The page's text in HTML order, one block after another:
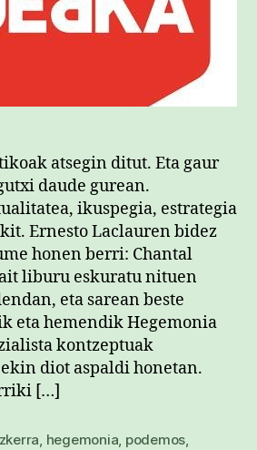
atsegin ditut. Eta gaur
daude gurean.
ikuspegia, estrategia
Ernesto Laclauren bidez
honen berri: Chantal
liburu eskuratu nituen
eta sarean beste
eta hemendik Hegemonia
kontzeptuak
diot aspaldi honetan.
[…]
, hegemonia, podemos,